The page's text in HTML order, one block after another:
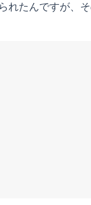
れたんですが、